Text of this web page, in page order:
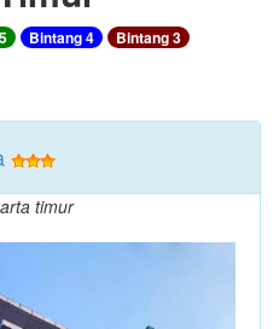
Bintang 4
Bintang 3
timur